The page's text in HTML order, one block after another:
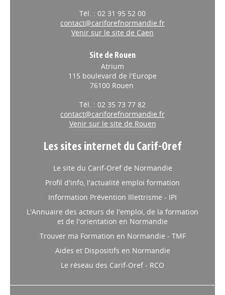
Tél. : 02 31 95 52 00
contact@cariforefnormandie.fr
Venir sur le site de Caen
Site de Rouen
Atrium
115 boulevard de l'Europe
76100 Rouen
Tél. : 02 35 73 77 82
contact@cariforefnormandie.fr
Venir sur le site de Rouen
Les sites internet du Carif-Oref
Le site du Carif-Oref de Normandie
Profil d'info, l'actualité emploi formation
Information Prévention Illettrisme - IPI
L'Annuaire des acteurs de l'emploi, de la formation
et de l'orientation en Normandie
Trouver ma Formation en Normandie - TMF
Aides et Dispositifs en Normandie
Le réseau des Carif-Oref - RCO